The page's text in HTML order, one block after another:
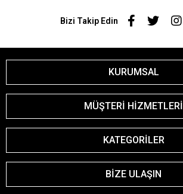
Bizi Takip Edin
KURUMSAL
MÜŞTERİ HİZMETLERİ
KATEGORİLER
BİZE ULAŞIN